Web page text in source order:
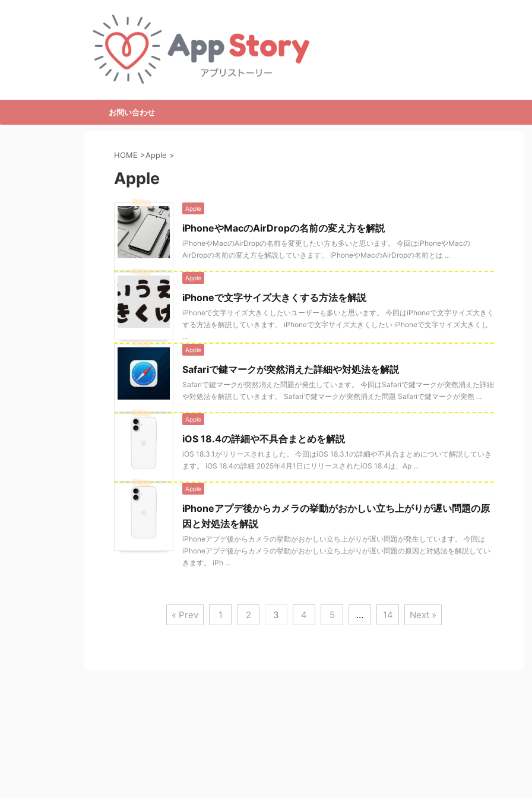
お問い合わせ
HOME >Apple >
Apple
Apple
iPhoneやMacのAirDropの名前の変え方を解説
iPhoneやMacのAirDropの名前を変更したい方も多いと思います。 今回はiPhoneやMacの
AirDropの名前の変え方を解説していきます。 iPhoneやMacのAirDropの名前とは ...
Apple
iPhoneで文字サイズ大きくする方法を解説
iPhoneで文字サイズ大きくしたいユーザーも多いと思います。 今回はiPhoneで文字サイズ大きく
する方法を解説していきます。 iPhoneで文字サイズ大きくしたい iPhoneで文字サイズ大きくし
...
Apple
Safariで鍵マークが突然消えた詳細や対処法を解説
Safariで鍵マークが突然消えた問題が発生しています。 今回はSafariで鍵マークが突然消えた詳細
や対処法を解説していきます。 Safariで鍵マークが突然消えた問題 Safariで鍵マークが突然 ...
Apple
iOS 18.4の詳細や不具合まとめを解説
iOS 18.3.1がリリースされました。 今回はiOS 18.3.1の詳細や不具合まとめについて解説していき
ます。 iOS 18.4の詳細 2025年4月1日にリリースされたiOS 18.4は、Ap ...
Apple
iPhoneアプデ後からカメラの挙動がおかしい立ち上がりが遅い問題の原
因と対処法を解説
iPhoneアプデ後からカメラの挙動がおかしい立ち上がりが遅い問題が発生しています。 今回は
iPhoneアプデ後からカメラの挙動がおかしい立ち上がりが遅い問題の原因と対処法を解説してい
きます。 iPh ...
« Prev 1 2 3 4 5 … 14 Next »